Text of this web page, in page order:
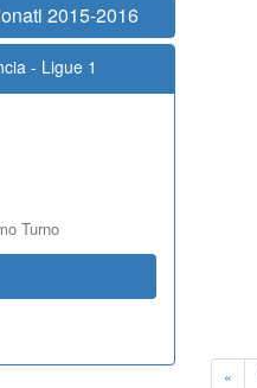
2015-2016
- Ligue 1
Turno
«